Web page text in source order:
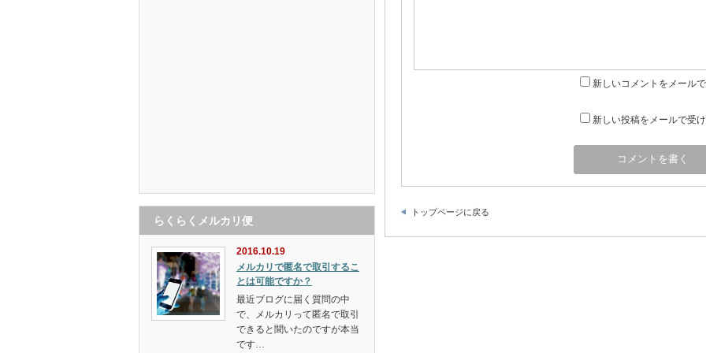
新しいコメントをメール
新しい投稿をメールで受
トップページに戻る
らくらくメルカリ便
2016.10.19
メルカリで匿名で取引するこ
とは可能ですか？
最近ブログに届く質問の中
で、メルカリって匿名で取引
できると聞いたのですが本当
です…